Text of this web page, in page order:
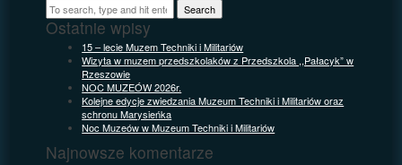
Search
Ostatnie wpisy
15 – lecie Muzem Techniki i Militariów
Wizyta w muzem przedszkolaków z Przedszkola ,,Pałacyk” w
Rzeszowie
NOC MUZEÓW 2026r.
Kolejne edycje zwiedzania Muzeum Techniki i Militariów oraz
schronu Marysieńka
Noc Muzeów w Muzeum Techniki i Militariów
Najnowsze komentarze